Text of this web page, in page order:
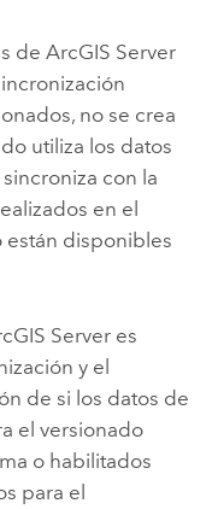
de ArcGIS Server
no se crea
utiliza los datos
con la
en el
disponibles
Serveres
y el
de si los datos de
el versionado
o habilitados
para el